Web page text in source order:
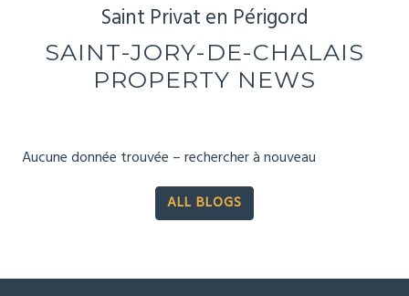
Saint Privat en Périgord
SAINT-JORY-DE-CHALAIS
PROPERTY NEWS
Aucune donnée trouvée – rechercher à nouveau
ALL BLOGS